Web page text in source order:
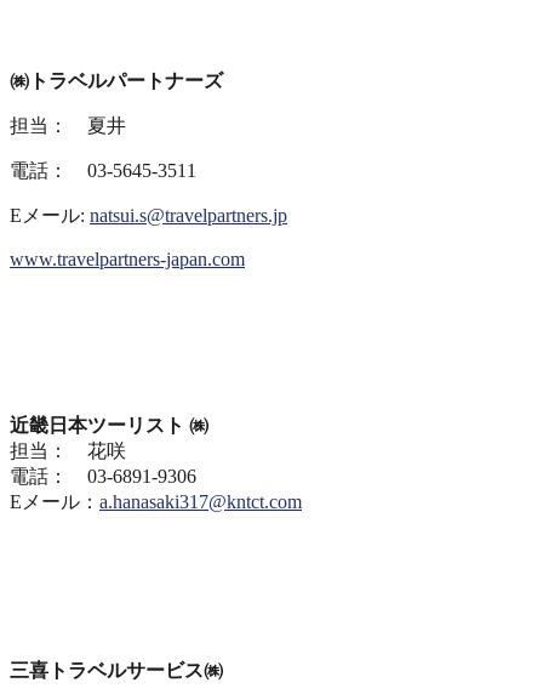
㈱トラベルパートナーズ
担当： 夏井
電話： 03-5645-3511
Eメール: natsui.s@travelpartners.jp
www.travelpartners-japan.com
近畿日本ツーリスト ㈱
担当： 花咲
電話： 03-6891-9306
Eメール： a.hanasaki317@kntct.com
三喜トラベルサービス㈱